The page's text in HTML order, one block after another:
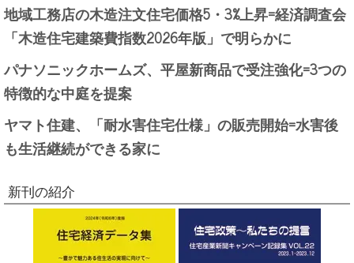
地域工務店の木造注文住宅価格5・3%上昇=経済調査会
「木造住宅建築費指数2026年版」で明らかに
パナソニックホームズ、平屋新商品で受注強化=3つの
特徴的な中庭を提案
ヤマト住建、「耐水害住宅仕様」の販売開始=水害後
も生活継続ができる家に
新刊の紹介